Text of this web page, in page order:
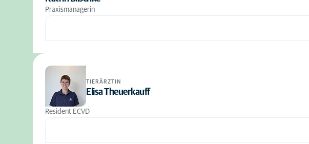
Praxismanagerin
TIERÄRZTIN
Elisa Theuerkauff
Resident ECVD